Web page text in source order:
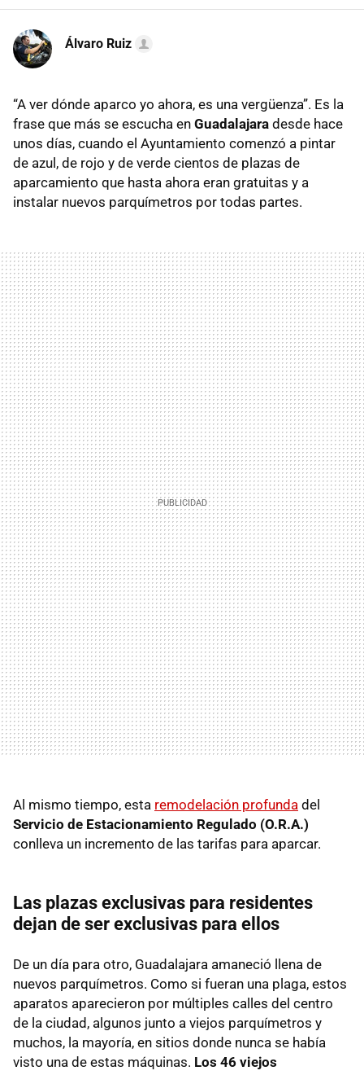
Álvaro Ruiz
“A ver dónde aparco yo ahora, es una vergüenza”. Es la
frase que más se escucha en Guadalajara desde hace
unos días, cuando el Ayuntamiento comenzó a pintar
de azul, de rojo y de verde cientos de plazas de
aparcamiento que hasta ahora eran gratuitas y a
instalar nuevos parquímetros por todas partes.
Al mismo tiempo, esta remodelación profunda del
Servicio de Estacionamiento Regulado (O.R.A.)
conlleva un incremento de las tarifas para aparcar.
Las plazas exclusivas para residentes
dejan de ser exclusivas para ellos
De un día para otro, Guadalajara amaneció llena de
nuevos parquímetros. Como si fueran una plaga, estos
aparatos aparecieron por múltiples calles del centro
de la ciudad, algunos junto a viejos parquímetros y
muchos, la mayoría, en sitios donde nunca se había
visto una de estas máquinas. Los 46 viejos